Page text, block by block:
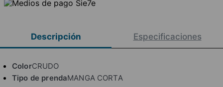
Descripción Especificaciones
ColorCRUDO
Tipo de prendaMANGA CORTA